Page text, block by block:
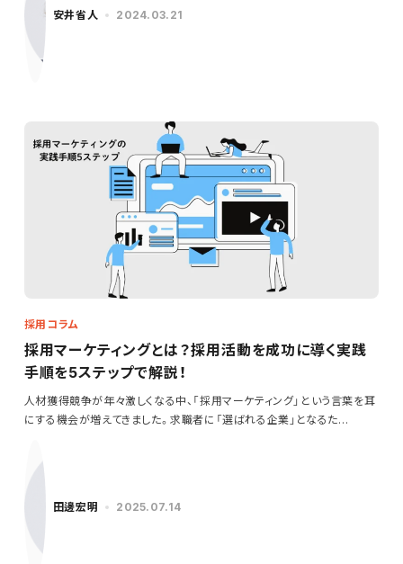
安井省人 2024.03.21
採用コラム
採用マーケティングとは？採用活動を成功に導く実践
手順を5ステップで解説！
人材獲得競争が年々激しくなる中、「採用マーケティング」という言葉を耳
にする機会が増えてきました。求職者に「選ばれる企業」となるた…
田邊宏明 2025.07.14